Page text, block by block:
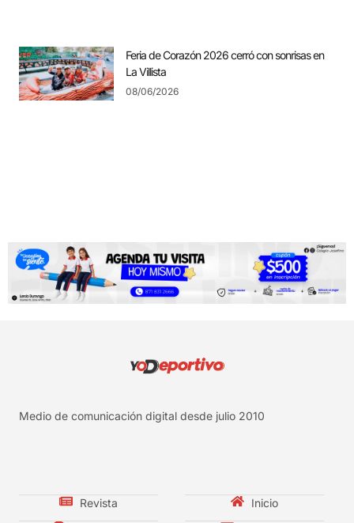
Feria de Corazón 2026 cerró con sonrisas en
La Villista
08/06/2026
Medio de comunicación digital desde julio 2010
Revista
Inicio